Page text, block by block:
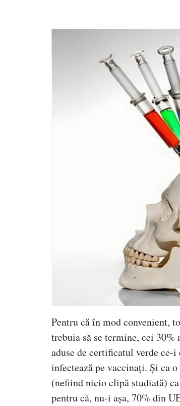
Pentru că în mod convenient,
trebuia să se termine, cei
aduse de certificatul verde
infectează pe vaccinați. Și ca
(nefiind nicio clipă studiată)
pentru că, nu-i așa, 70% din